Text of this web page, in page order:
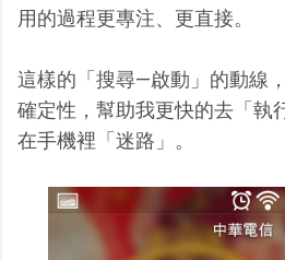
用的過程更專注、更直接。
這樣的「搜尋—啟動」的動線
確定性，幫助我更快的去「執
在手機裡「迷路」。